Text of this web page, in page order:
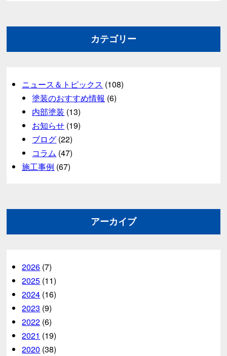
カテゴリー
ニュース＆トピックス (108)
塗装のおすすめ情報 (6)
内部塗装 (13)
お知らせ (19)
ブログ (22)
コラム (47)
施工事例 (67)
アーカイブ
2026 (7)
2025 (11)
2024 (16)
2023 (9)
2022 (6)
2021 (19)
2020 (38)